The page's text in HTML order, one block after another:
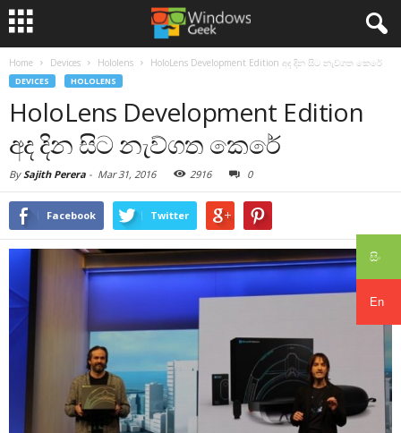
සිං
En
Home Devices Hololens HoloLens Development Edition අද දින සිට නැව්ගත කෙරේ
DEVICES HOLOLENS
HoloLens Development Edition
අද දින සිට නැව්ගත කෙරේ
BySajith Perera - Mar 31, 2016 2916 0
Facebook Twitter